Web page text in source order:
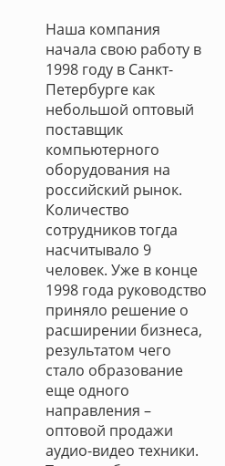
Наша компания
начала свою работу в
1998 году в Санкт-
Петербурге как
небольшой оптовый
поставщик
компьютерного
оборудования на
российский рынок.
Количество
сотрудников тогда
насчитывало 9
человек. Уже в конце
1998 года руководство
приняло решение о
расширении бизнеса,
результатом чего
стало образование
еще одного
направления –
оптовой продажи
аудио-видео техники.